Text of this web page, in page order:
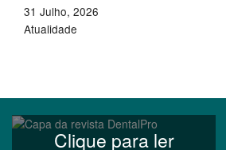
31 Julho, 2026
Atualidade
Clique para ler